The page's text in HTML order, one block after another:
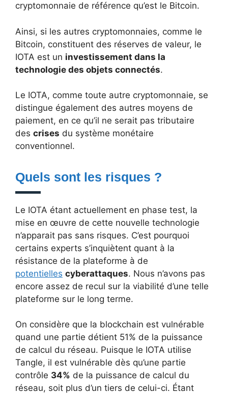
cryptomonnaie de référence qu’est le Bitcoin.
Ainsi, si les autres cryptomonnaies, comme le
Bitcoin, constituent des réserves de valeur, le
IOTA est un investissement dans la
technologie des objets connectés.
Le IOTA, comme toute autre cryptomonnaie, se
distingue également des autres moyens de
paiement, en ce qu’il ne serait pas tributaire
des crises du système monétaire
conventionnel.
Quels sont les risques ?
Le IOTA étant actuellement en phase test, la
mise en œuvre de cette nouvelle technologie
n’apparait pas sans risques. C’est pourquoi
certains experts s’inquiètent quant à la
résistance de la plateforme à de
potentielles cyberattaques. Nous n’avons pas
encore assez de recul sur la viabilité d’une telle
plateforme sur le long terme.
On considère que la blockchain est vulnérable
quand une partie détient 51% de la puissance
de calcul du réseau. Puisque le IOTA utilise
Tangle, il est vulnérable dès qu’une partie
contrôle 34% de la puissance de calcul du
réseau, soit plus d’un tiers de celui-ci. Étant